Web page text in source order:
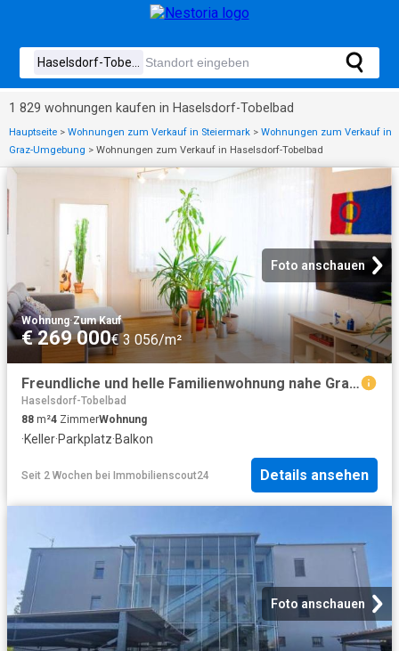
1 829 wohnungen kaufen in Haselsdorf-Tobelbad
Hauptseite > Wohnungen zum Verkauf in Steiermark > Wohnungen zum Verkauf in
Graz-Umgebung > Wohnungen zum Verkauf in Haselsdorf-Tobelbad
Foto anschauen
Wohnung·Zum Kauf
€ 269 000€ 3 056/m²
Freundliche und helle Familienwohnung nahe Graz | gut aufgeteilt mit Süd Westbalkon und eigenem Carport
Haselsdorf-Tobelbad
88 m²4 ZimmerWohnung
·Keller·Parkplatz·Balkon
Seit 2 Wochen bei Immobilienscout24 Details ansehen
Foto anschauen